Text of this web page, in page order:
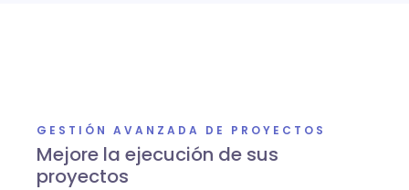
GESTIÓN AVANZADA DE PROYECTOS
Mejore la ejecución de sus
proyectos